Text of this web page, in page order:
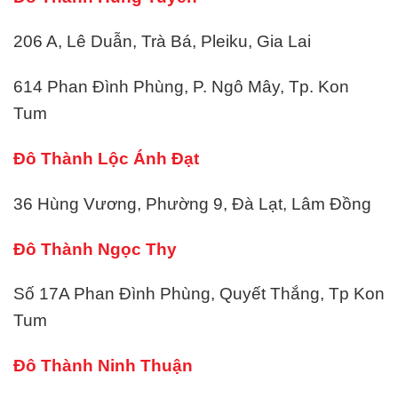
206 A, Lê Duẫn, Trà Bá, Pleiku, Gia Lai
614 Phan Đình Phùng, P. Ngô Mây, Tp. Kon
Tum
Đô Thành Lộc Ánh Đạt
36 Hùng Vương, Phường 9, Đà Lạt, Lâm Đồng
Đô Thành Ngọc Thy
Số 17A Phan Đình Phùng, Quyết Thắng, Tp Kon
Tum
Đô Thành Ninh Thuận